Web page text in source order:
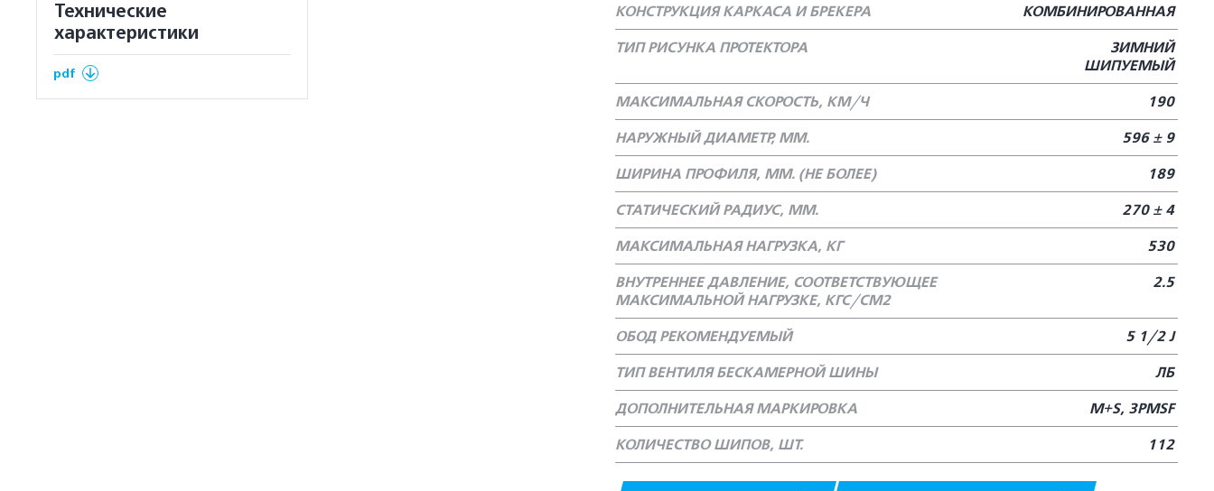
Технические
характеристики
pdf
КОНСТРУКЦИЯ КАРКАСА И БРЕКЕРА
КОМБИНИРОВАННАЯ
ТИП РИСУНКА ПРОТЕКТОРА
ЗИМНИЙ
ШИПУЕМЫЙ
МАКСИМАЛЬНАЯ СКОРОСТЬ, КМ/Ч
190
НАРУЖНЫЙ ДИАМЕТР, ММ.
596 ± 9
ШИРИНА ПРОФИЛЯ, ММ. (НЕ БОЛЕЕ)
189
СТАТИЧЕСКИЙ РАДИУС, ММ.
270 ± 4
МАКСИМАЛЬНАЯ НАГРУЗКА, КГ
530
ВНУТРЕННЕЕ ДАВЛЕНИЕ, СООТВЕТСТВУЮЩЕЕ
МАКСИМАЛЬНОЙ НАГРУЗКЕ, КГС/СМ2
2.5
ОБОД РЕКОМЕНДУЕМЫЙ
5 1/2 J
ТИП ВЕНТИЛЯ БЕСКАМЕРНОЙ ШИНЫ
ЛБ
ДОПОЛНИТЕЛЬНАЯ МАРКИРОВКА
M+S, 3PMSF
КОЛИЧЕСТВО ШИПОВ, ШТ.
112